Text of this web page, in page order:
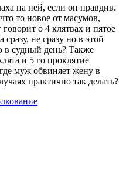
на ней, если он правдив.
то новое от масумов,
о 4 клятвах и пятое
не сразу но в этой
в судный день? Также
и 5 го проклятие
муж обвиняет жену в
практично так делать?